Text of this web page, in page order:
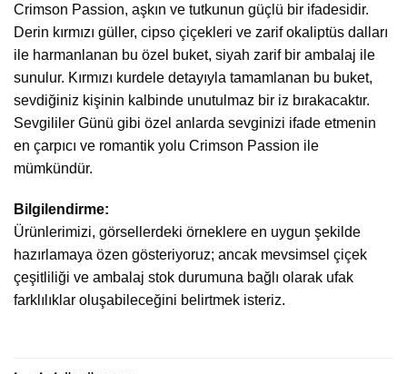
Crimson Passion, aşkın ve tutkunun güçlü bir ifadesidir.
Derin kırmızı güller, cipso çiçekleri ve zarif okaliptüs dalları
ile harmanlanan bu özel buket, siyah zarif bir ambalaj ile
sunulur. Kırmızı kurdele detayıyla tamamlanan bu buket,
sevdiğiniz kişinin kalbinde unutulmaz bir iz bırakacaktır.
Sevgililer Günü gibi özel anlarda sevginizi ifade etmenin
en çarpıcı ve romantik yolu Crimson Passion ile
mümkündür.
Bilgilendirme:
Ürünlerimizi, görsellerdeki örneklere en uygun şekilde
hazırlamaya özen gösteriyoruz; ancak mevsimsel çiçek
çeşitliliği ve ambalaj stok durumuna bağlı olarak ufak
farklılıklar oluşabileceğini belirtmek isteriz.